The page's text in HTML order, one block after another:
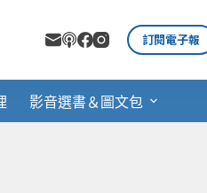
訂閱電子報
影音選書＆圖文包